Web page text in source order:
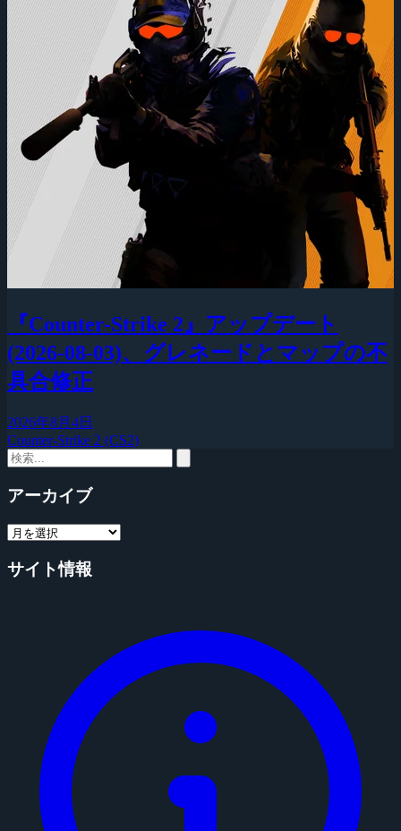
『Counter-Strike 2』アップデート
(2026-08-03)、グレネードとマップの不
具合修正
2026年8月4日
Counter-Strike 2 (CS2)
アーカイブ
サイト情報